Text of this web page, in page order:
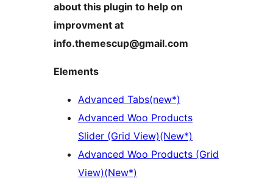
about this plugin to help on
improvment at
info.themescup@gmail.com
Elements
Advanced Tabs(new*)
Advanced Woo Products
Slider (Grid View)(New*)
Advanced Woo Products (Grid
View)(New*)